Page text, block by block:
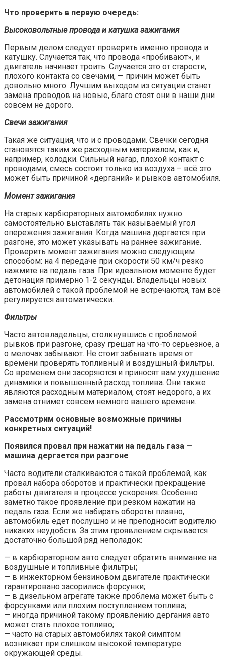
Что проверить в первую очередь:
Высоковольтные провода и катушка зажигания
Первым делом следует проверить именно провода и
катушку. Случается так, что провода «пробивают», и
двигатель начинает троить. Случается это от старости,
плохого контакта со свечами, — причин может быть
довольно много. Лучшим выходом из ситуации станет
замена проводов на новые, благо стоят они в наши дни
совсем не дорого.
Свечи зажигания
Такая же ситуация, что и с проводами. Свечки сегодня
становятся таким же расходным материалом, как и,
например, колодки. Сильный нагар, плохой контакт с
проводами, смесь состоит только из воздуха – всё это
может быть причиной «дерганий» и рывков автомобиля.
Момент зажигания
На старых карбюраторных автомобилях нужно
самостоятельно выставлять так называемый угол
опережения зажигания. Когда машина дергается при
разгоне, это может указывать на раннее зажигание.
Проверить момент зажигания можно следующим
способом: на 4 передаче при скорости 50 км/ч резко
нажмите на педаль газа. При идеальном моменте будет
детонация примерно 1-2 секунды. Владельцы новых
автомобилей с такой проблемой не встречаются, там всё
регулируется автоматически.
Фильтры
Часто автовладельцы, столкнувшись с проблемой
рывков при разгоне, сразу грешат на что-то серьезное, а
о мелочах забывают. Не стоит забывать время от
времени проверять топливный и воздушный фильтры.
Со временем они засоряются и приносят вам ухудшение
динамики и повышенный расход топлива. Они также
являются расходным материалом, стоят недорого, а их
замена отнимет совсем немного вашего времени.
Рассмотрим основные возможные причины
конкретных ситуаций!
Появился провал при нажатии на педаль газа —
машина дергается при разгоне
Часто водители сталкиваются с такой проблемой, как
провал набора оборотов и практически прекращение
работы двигателя в процессе ускорения. Особенно
заметно такое проявление при резком нажатии на
педаль газа. Если же набирать обороты плавно,
автомобиль едет послушно и не преподносит водителю
никаких неудобств. За этим проявлением скрывается
достаточно большой ряд неполадок:
— в карбюраторном авто следует обратить внимание на
воздушные и топливные фильтры;
— в инжекторном бензиновом двигателе практически
гарантировано засорились форсунки;
— в дизельном агрегате также проблема может быть с
форсунками или плохим поступлением топлива;
— иногда причиной такому проявлению дергания авто
может стать плохое топливо;
— часто на старых автомобилях такой симптом
возникает при слишком высокой температуре
окружающей среды.